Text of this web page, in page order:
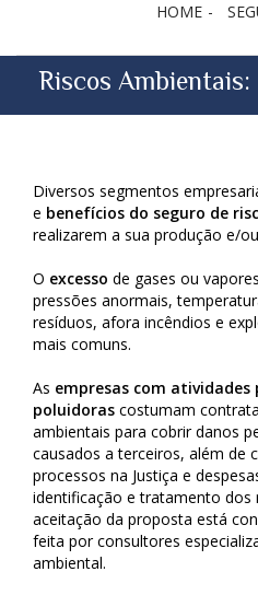
HOME
Riscos Ambientais:
Diversos segmentos
e benefícios do seguro de
realizarem a sua produção e/
O excesso de gases ou
pressões anormais,
resíduos, afora incêndios e
mais comuns.
As empresas com
poluidoras costumam
ambientais para cobrir danos
causados a terceiros, além de
processos na Justiça e
identificação e tratamento dos
aceitação da proposta está
feita por consultores
ambiental.